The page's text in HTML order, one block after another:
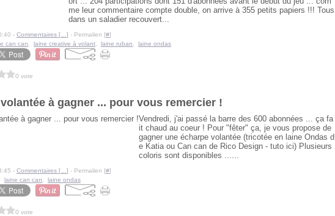
me leur commentaire compte double, on arrive à 355 petits papiers !!! Tous
dans un saladier recouvert...
- Commentaires [ ] - Permalien [#]
can can laine creative à volant laine ruban laine ondas
0 vote
à gagner ... pour vous remercier !
Vendredi, j'ai passé la barre des 600 abonnées ... ça fa
it chaud au coeur ! Pour "fêter" ça, je vous propose de
gagner une écharpe volantée (tricotée en laine Ondas d
e Katia ou Can can de Rico Design - tuto ici) Plusieurs
coloris sont disponibles ......
- Commentaires [ ] - Permalien [#]
laine can can laine ondas
0 vote